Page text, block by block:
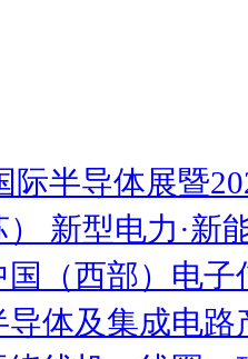
际半导体展暨
新型电力·新
国（西部）电子
导体及集成电路